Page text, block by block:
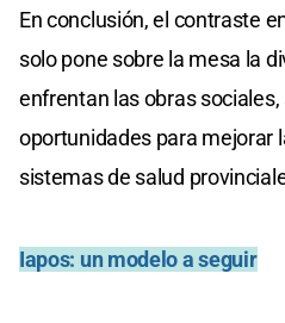
En conclusión, el contraste
solo pone sobre la mesa la
enfrentan las obras
oportunidades para mejorar
sistemas de salud
Iapos: un modelo a seguir